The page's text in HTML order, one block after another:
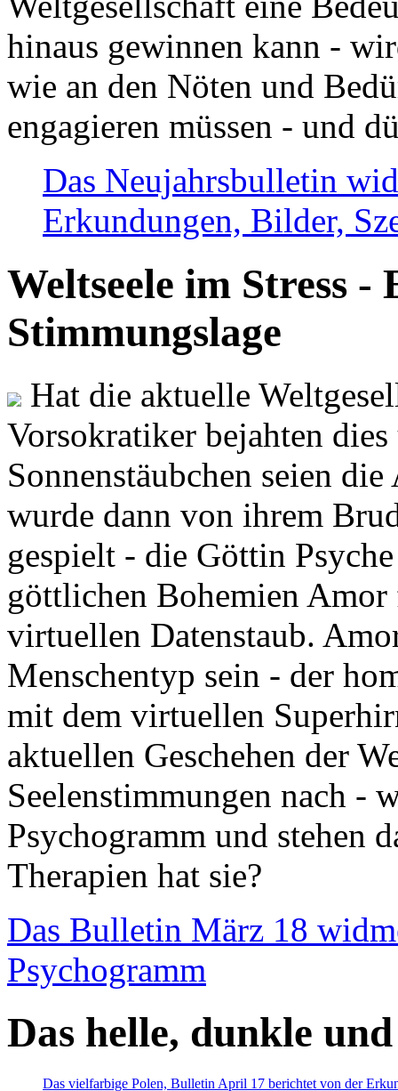
hinaus gewinnen kann -
wie an den Nöten und
engagieren müssen - und
Das Neujahrsbulletin
Erkundungen, Bilder,
Weltseele im Stress -
Stimmungslage
Hat die aktuelle
Vorsokratiker bejahten
Sonnenstäubchen seien
wurde dann von ihrem
gespielt - die Göttin
göttlichen Bohemien
virtuellen Datenstaub.
Menschentyp sein - der
mit dem virtuellen
aktuellen Geschehen der
Seelenstimmungen nach -
Psychogramm und stehen
Therapien hat sie?
Das Bulletin März 18
Psychogramm
Das helle, dunkle
Das vielfarbige Polen, Bulletin April 17 berichtet von der